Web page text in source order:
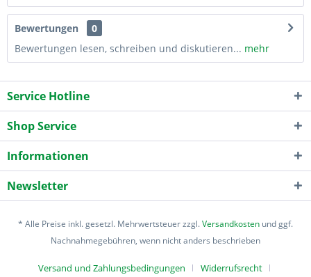
Bewertungen
0
Bewertungen lesen, schreiben und diskutieren... mehr
Service Hotline
Shop Service
Informationen
Newsletter
* Alle Preise inkl. gesetzl. Mehrwertsteuer zzgl.Versandkosten und ggf.
Nachnahmegebühren, wenn nicht anders beschrieben
Versand und Zahlungsbedingungen Widerrufsrecht